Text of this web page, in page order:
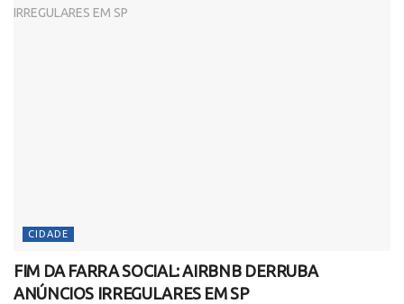
CIDADE
FIM DA FARRA SOCIAL: AIRBNB DERRUBA
ANÚNCIOS IRREGULARES EM SP